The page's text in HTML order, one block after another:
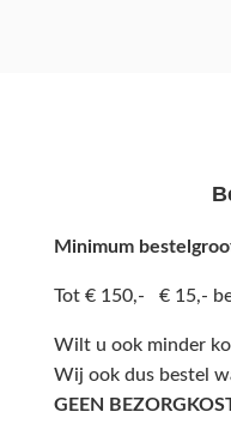
Minimum
Tot € 150,- € 15,-
Wilt u ook minder
Wij ook dus bestel
GEEN